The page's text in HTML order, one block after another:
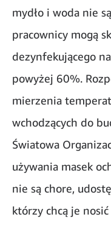
mydło i woda nie
pracownicy mogą
dezynfekującego
powyżej 60%.
mierzenia
wchodzących do
Światowa
używania masek
nie są chore,
którzy chcą je